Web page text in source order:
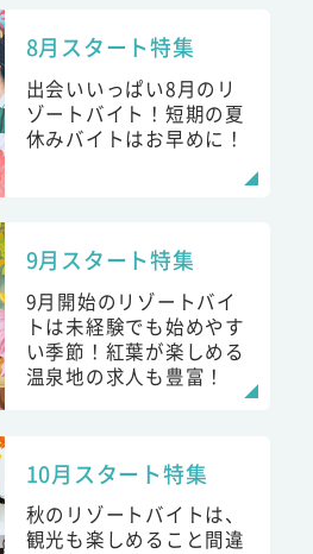
8月スタート特集
出会いいっぱい8月のリ
ゾートバイト！短期の夏
休みバイトはお早めに！
9月スタート特集
9月開始のリゾートバイ
トは未経験でも始めやす
い季節！紅葉が楽しめる
温泉地の求人も豊富！
10月スタート特集
秋のリゾートバイトは、
観光も楽しめること間違